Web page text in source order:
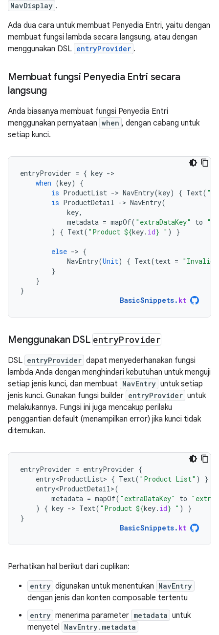
NavDisplay .
Ada dua cara untuk membuat Penyedia Entri, yaitu dengan
membuat fungsi lambda secara langsung, atau dengan
menggunakan DSL entryProvider .
Membuat fungsi Penyedia Entri secara
langsung
Anda biasanya membuat fungsi Penyedia Entri
menggunakan pernyataan when , dengan cabang untuk
setiap kunci.
entryProvider = { key -
when (key)
{
is ProductList -> NavEntry(key) { Text(
is ProductDetail -> NavEntry(
key,
metadata = mapOf( "extraDataKey" to
)
{ Text( "Product ${key. id} " ) }
else -> {
NavEntry(Unit) { Text(text = "Invalid
}
}
}
BasicSnippets. kt
Menggunakan DSL entryProvider
DSL entryProvider dapat menyederhanakan fungsi
lambda Anda dengan menghindari kebutuhan untuk menguji
setiap jenis kunci, dan membuat NavEntry untuk setiap
jenis kunci. Gunakan fungsi builder entryProvider untuk
melakukannya. Fungsi ini juga mencakup perilaku
penggantian default (menampilkan error) jika kunci tidak
ditemukan.
entryProvider = entryProvider {
entry<ProductList> { Text( "Product List" )
}
entry<ProductDetail>(
metadata = mapOf( "extraDataKey" to
)
{ key -> Text( "Product ${key. id} " )
}
}
BasicSnippets. kt
Perhatikan hal berikut dari cuplikan:
entry digunakan untuk menentukan NavEntry
dengan jenis dan konten composable tertentu
entry menerima parameter metadata untuk
menyetel
NavEntry.metadata